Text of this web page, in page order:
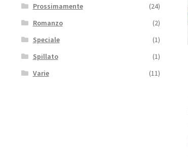
Prossimamente
(24)
Romanzo
(2)
Speciale
(1)
Spillato
(1)
Varie
(11)